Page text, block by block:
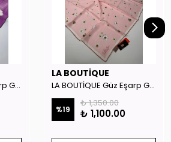
LA BOUTİQUE Güz Eşarp GYSE262908
LA BOUTİQUE
LA BOUTİQUE Güz Eşarp GYSE130804
%19
₺ 1,350.00
₺ 1,100.00